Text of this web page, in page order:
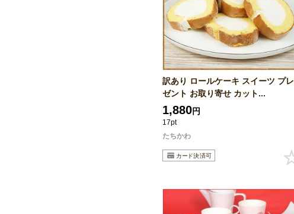
訳あり ロールケーキ スイーツ プレ
ゼント お取り寄せ カット...
1,880円
17pt
たちかわ